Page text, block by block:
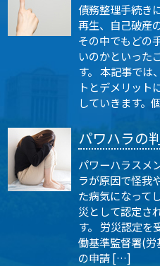
債務整理手続き
再生、自己破産
その中でもどの
いのかといった
す。 本記事では
トとデメリット
していきます。
パワハラの
パワーハラスメ
ラが原因で怪我
た病気になって
災として認定さ
す。 労災認定を
働基準監督署(
の申請 […]